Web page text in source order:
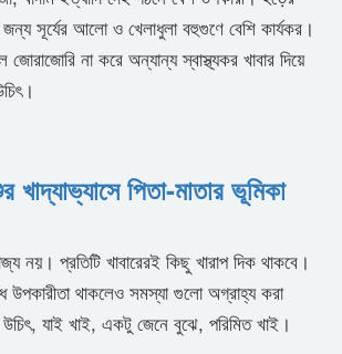
জন্য সূর্যের আলো ও খেলাধুলা বহুগুণে বেশি কার্যকর।
জোরাজোরি না করে অন্যান্য স্বাস্থ্যকর খাবার দিয়ে
খাদ্যাভ্যাসে পিতা-মাতার ভূমিকা
নয়। প্রতিটি খাবারেরই কিছু খারাপ দিক থাকবে।
থাকলেও সমস্যা গুলো অগ্রাহ্য করা
যাই খাই, একটু জেনে বুঝে, পরিমিত খাই।